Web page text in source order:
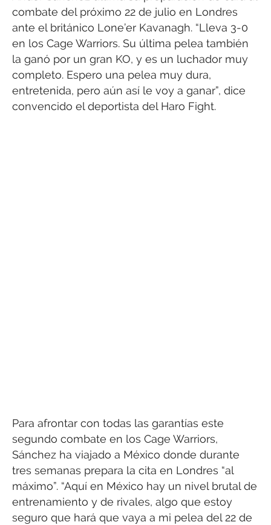
combate del próximo 22 de julio en Londres
ante el británico Lone’er Kavanagh. “Lleva 3-0
en los Cage Warriors. Su última pelea también
la ganó por un gran KO, y es un luchador muy
completo. Espero una pelea muy dura,
entretenida, pero aún así le voy a ganar”, dice
convencido el deportista del Haro Fight.
Para afrontar con todas las garantías este
segundo combate en los Cage Warriors,
Sánchez ha viajado a México donde durante
tres semanas prepara la cita en Londres “al
máximo”. “Aquí en México hay un nivel brutal de
entrenamiento y de rivales, algo que estoy
seguro que hará que vaya a mi pelea del 22 de